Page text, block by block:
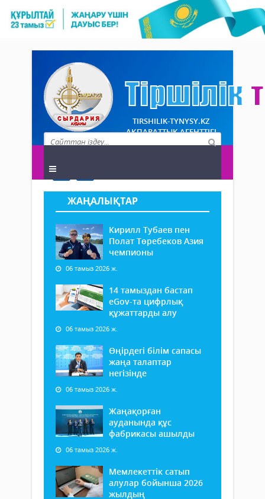
TIRSHILIK-TYNYSY.KZ
АҚПАРАТТЫҚ АГЕНТТІГІ
ЖАҢАЛЫҚТАР
Кирилл Тубаев пен
Полат Төребеков Азия
чемпионы
06 тамыз 2026 ж.
14 тамыздан бастап
еGov-та цифрлық
құжаттарды алу
06 тамыз 2026 ж.
Өңірдегі білім сапасы
жаңа талаптар
негізінде
06 тамыз 2026 ж.
Жаңақорған
ауданында құс
фабрикасы ашылды
06 тамыз 2026 ж.
Мемлекеттік сатып
алулар бойынша 2026
жылдың